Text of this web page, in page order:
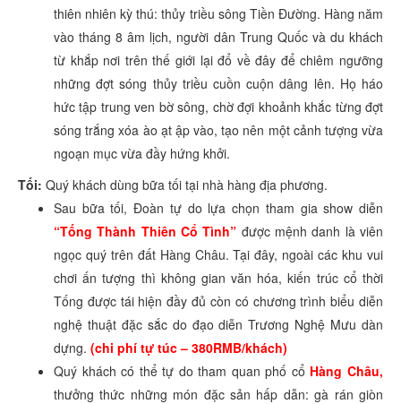
thiên nhiên kỳ thú: thủy triều sông Tiền Đường. Hàng năm
vào tháng 8 âm lịch, người dân Trung Quốc và du khách
từ khắp nơi trên thế giới lại đổ về đây để chiêm ngưỡng
những đợt sóng thủy triều cuồn cuộn dâng lên. Họ háo
hức tập trung ven bờ sông, chờ đợi khoảnh khắc từng đợt
sóng trắng xóa ào ạt ập vào, tạo nên một cảnh tượng vừa
ngoạn mục vừa đầy hứng khởi.
Tối: Quý khách dùng bữa tối tại nhà hàng địa phương.
Sau bữa tối, Đoàn tự do lựa chọn tham gia show diễn
“Tống Thành Thiên Cổ Tình” được mệnh danh là viên
ngọc quý trên đất Hàng Châu. Tại đây, ngoài các khu vui
chơi ấn tượng thì không gian văn hóa, kiến trúc cổ thời
Tống được tái hiện đầy đủ còn có chương trình biểu diễn
nghệ thuật đặc sắc do đạo diễn Trương Nghệ Mưu dàn
dựng. (chi phí tự túc – 380RMB/khách)
Quý khách có thể tự do tham quan phố cổ Hàng Châu,
thưởng thức những món đặc sản hấp dẫn: gà rán giòn